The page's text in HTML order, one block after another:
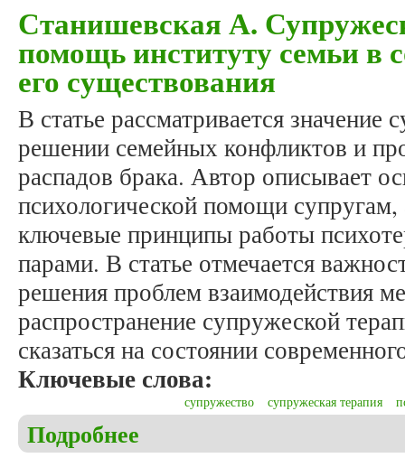
Станишевская А.
помощь институту семьи в
его существования
В статье рассматривается значение
решении семейных конфликтов и
распадов брака. Автор описывает
психологической помощи супругам,
ключевые принципы работы
парами. В статье отмечается
решения проблем взаимодействия
распространение супружеской
сказаться на состоянии
Ключевые слова:
супружество супружеская терапия
Подробнее